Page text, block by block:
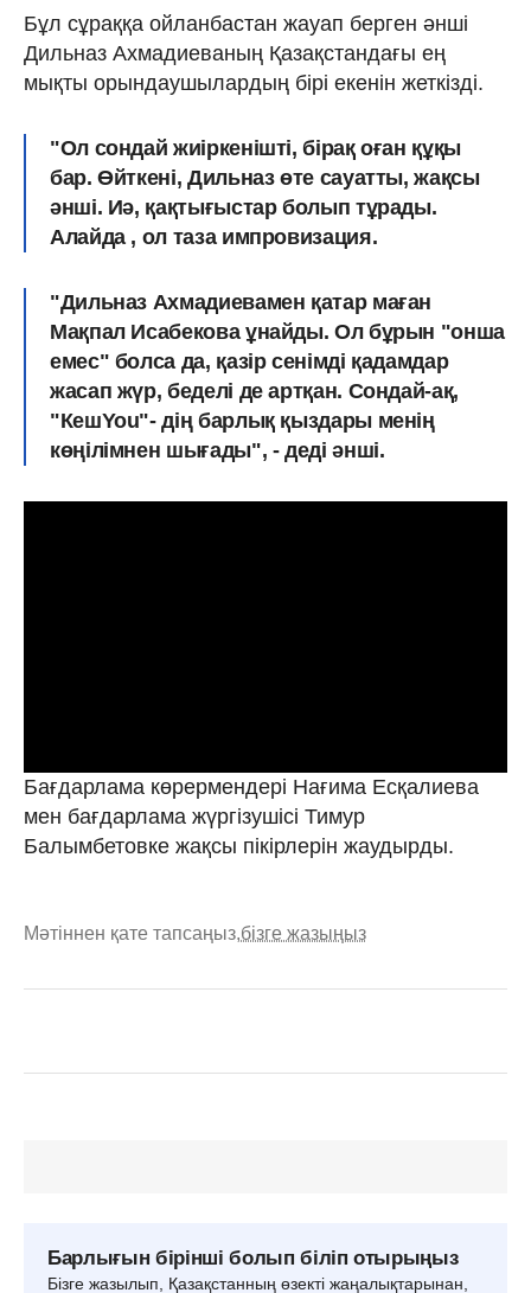
Бұл сұраққа ойланбастан жауап берген әнші
Дильназ Ахмадиеваның Қазақстандағы ең
мықты орындаушылардың бірі екенін жеткізді.
"Ол сондай жиіркенішті, бірақ оған құқы
бар. Өйткені, Дильназ өте сауатты, жақсы
әнші. Иә, қақтығыстар болып тұрады.
Алайда , ол таза импровизация.
"Дильназ Ахмадиевамен қатар маған
Мақпал Исабекова ұнайды. Ол бұрын "онша
емес" болса да, қазір сенімді қадамдар
жасап жүр, беделі де артқан. Сондай-ақ,
"КешYou"- дің барлық қыздары менің
көңілімнен шығады", - деді әнші.
Бағдарлама көрермендері Нағима Есқалиева
мен бағдарлама жүргізушісі Тимур
Балымбетовке жақсы пікірлерін жаудырды.
Мәтіннен қате тапсаңыз,бізге жазыңыз
Барлығын бірінші болып біліп отырыңыз
Бізге жазылып, Қазақстанның өзекті жаңалықтарынан,